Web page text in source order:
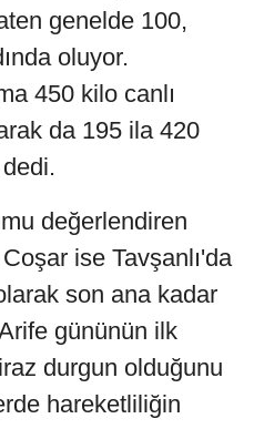
genelde 100,
oluyor.
450 kilo canlı
da 195 ila 420
değerlendiren
ise Tavşanlı'da
son ana kadar
gününün ilk
durgun olduğunu
hareketliliğin